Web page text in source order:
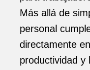
Más allá de
personal
directamente
productividad y